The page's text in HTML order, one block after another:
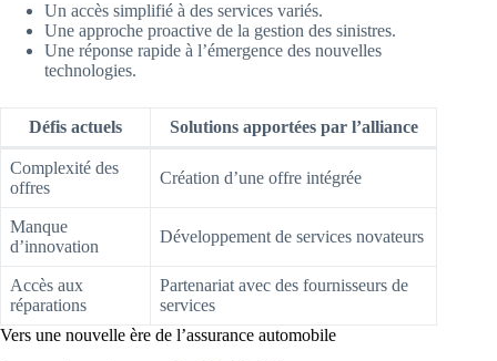
Un accès simplifié à des services variés.
Une approche proactive de la gestion des sinistres.
Une réponse rapide à l’émergence des nouvelles
technologies.
Défis actuels Solutions apportées par l’alliance
Complexité des
offres
Création d’une offre intégrée
Manque
d’innovation
Développement de services novateurs
Accès aux
réparations
Partenariat avec des fournisseurs de
services
Vers une nouvelle ère de l’assurance automobile